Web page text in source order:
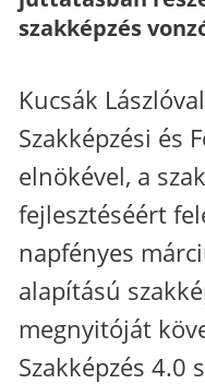
szakképzés
Kucsák
Szakképzési és
elnökével, a
fejlesztéséért
napfényes
alapítású
megnyitóját
Szakképzés 4.0